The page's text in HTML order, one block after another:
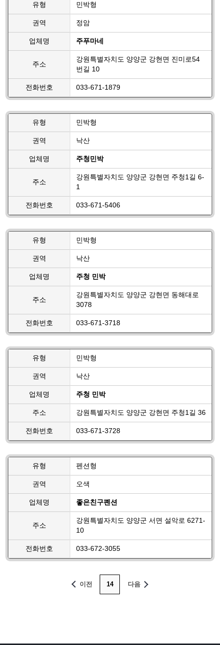
유형 민박형
권역 정암
업체명 주푸마네
주소
강원특별자치도 양양군 강현면 진미로54
번길 10
전화번호 033-671-1879
유형 민박형
권역 낙산
업체명 주청민박
주소
강원특별자치도 양양군 강현면 주청1길 6-
1
전화번호 033-671-5406
유형 민박형
권역 낙산
업체명 주청 민박
주소
강원특별자치도 양양군 강현면 동해대로
3078
전화번호 033-671-3718
유형 민박형
권역 낙산
업체명 주청 민박
주소 강원특별자치도 양양군 강현면 주청1길 36
전화번호 033-671-3728
유형 펜션형
권역 오색
업체명 좋은친구폔션
주소
강원특별자치도 양양군 서면 설악로 6271-
10
전화번호 033-672-3055
이전 14 다음